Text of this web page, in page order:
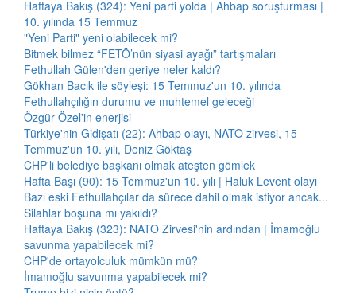
Haftaya Bakış (324): Yeni parti yolda | Ahbap soruşturması |
10. yılında 15 Temmuz
"Yeni Parti" yeni olabilecek mi?
Bitmek bilmez “FETÖ’nün siyasi ayağı” tartışmaları
Fethullah Gülen'den geriye neler kaldı?
Gökhan Bacık ile söyleşi: 15 Temmuz'un 10. yılında
Fethullahçılığın durumu ve muhtemel geleceği
Özgür Özel'in enerjisi
Türkiye'nin Gidişatı (22): Ahbap olayı, NATO zirvesi, 15
Temmuz'un 10. yılı, Deniz Göktaş
CHP'li belediye başkanı olmak ateşten gömlek
Hafta Başı (90): 15 Temmuz'un 10. yılı | Haluk Levent olayı
Bazı eski Fethullahçılar da sürece dahil olmak istiyor ancak...
Silahlar boşuna mı yakıldı?
Haftaya Bakış (323): NATO Zirvesi'nin ardından | İmamoğlu
savunma yapabilecek mi?
CHP'de ortayolculuk mümkün mü?
İmamoğlu savunma yapabilecek mi?